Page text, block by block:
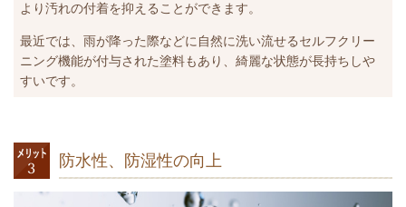
より汚れの付着を抑えることができます。
最近では、雨が降った際などに自然に洗い流せるセルフクリー
ニング機能が付与された塗料もあり、綺麗な状態が長持ちしや
すいです。
防水性、防湿性の向上